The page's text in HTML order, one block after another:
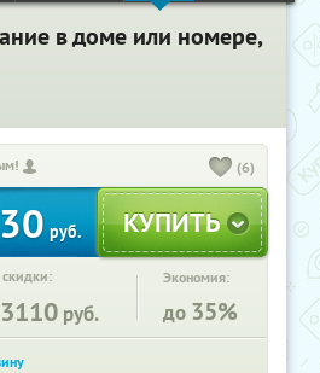
в доме или номере,
(6)
руб.
руб.
Экономия:
до 35%